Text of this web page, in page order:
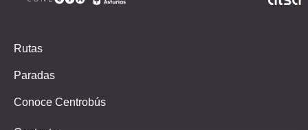
Rutas
Paradas
Conoce Centrobús